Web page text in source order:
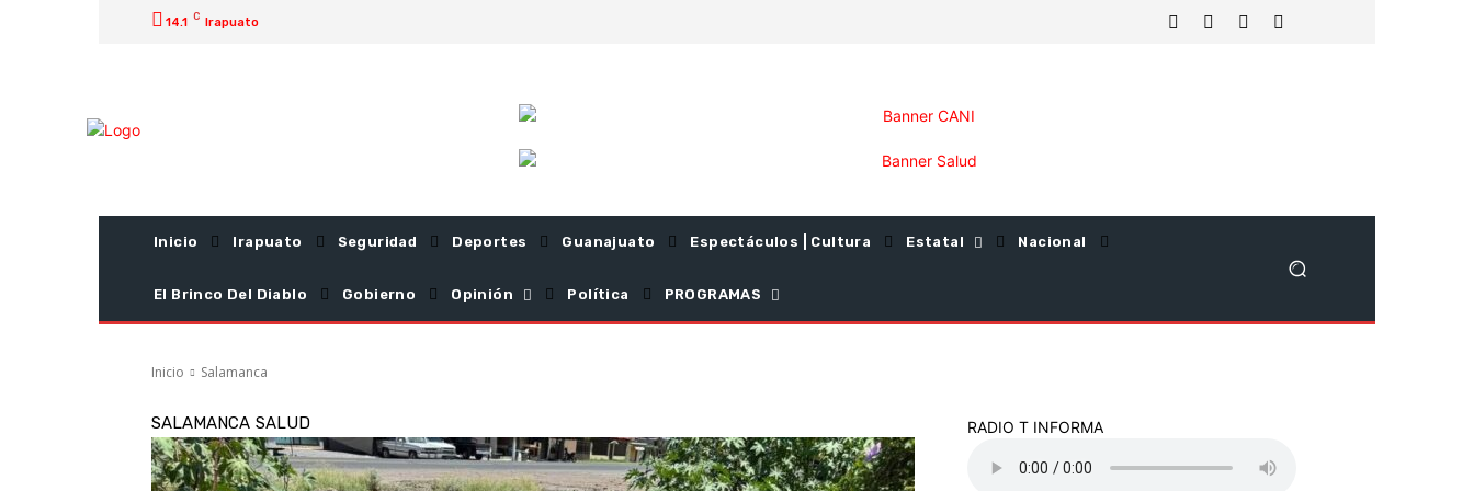
14.1 C Irapuato
Inicio Irapuato Seguridad Deportes Guanajuato Espectáculos | Cultura Estatal Nacional
El Brinco Del Diablo Gobierno Opinión Política PROGRAMAS
Inicio Salamanca
SALAMANCA SALUD RADIO T INFORMA